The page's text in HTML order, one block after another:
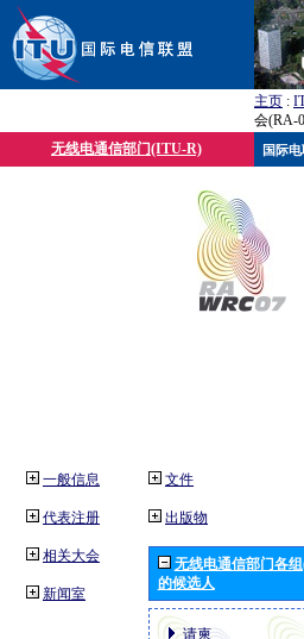
主页 :
会(RA-
无线电通信部门(ITU-R)
一般信息
代表注册
相关大会
新闻室
文件
出版物
无线电通信部门各
的候选人
请柬
国际